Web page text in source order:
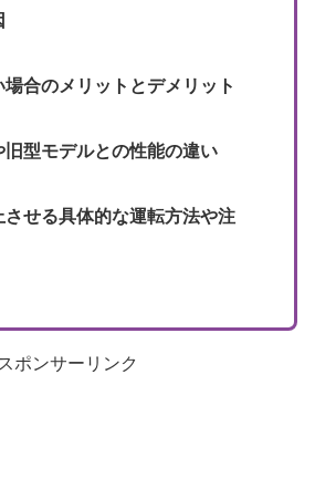
場合のメリットとデメリット
旧型モデルとの性能の違い
させる具体的な運転方法や注
スポンサーリンク